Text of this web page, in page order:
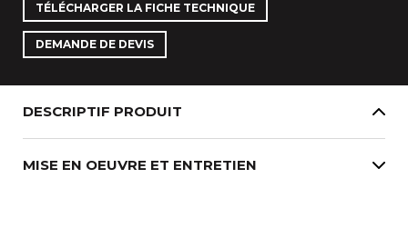
TÉLÉCHARGER LA FICHE TECHNIQUE
DEMANDE DE DEVIS
DESCRIPTIF PRODUIT
MISE EN OEUVRE ET ENTRETIEN